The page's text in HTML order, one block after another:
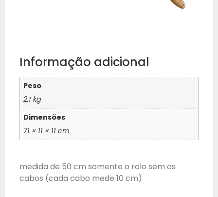
Informação adicional
Peso
2,1 kg
Dimensões
71 × 11 × 11 cm
medida de 50 cm somente o rolo sem os
cabos (cada cabo mede 10 cm)